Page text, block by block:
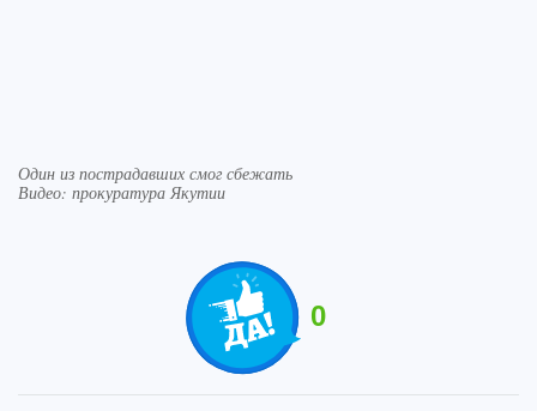
Один из пострадавших смог сбежать
Видео: прокуратура Якутии
0